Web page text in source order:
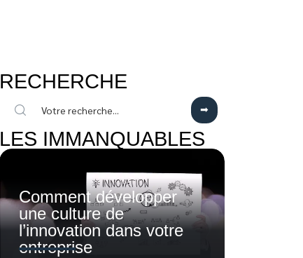
RECHERCHE
LES IMMANQUABLES
Comment développer
une culture de
l’innovation dans votre
entreprise